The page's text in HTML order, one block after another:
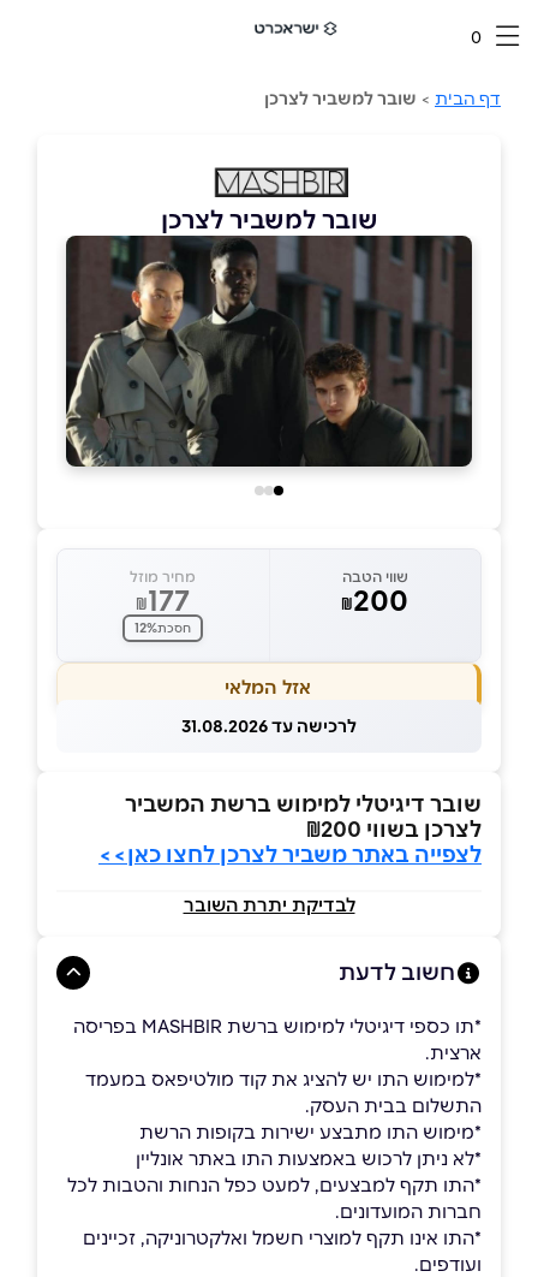
0
דף הבית > שובר למשביר לצרכן
שובר למשביר לצרכן
שווי הטבה
₪200
מחיר מוזל
₪177
חסכת12%
אזל המלאי
לרכישה עד 31.08.2026
שובר דיגיטלי למימוש ברשת המשביר
לצרכן בשווי ₪200
לצפייה באתר משביר לצרכן לחצו כאן>>
לבדיקת יתרת השובר
חשוב לדעת
*תו כספי דיגיטלי למימוש ברשת MASHBIR בפריסה
ארצית.
*למימוש התו יש להציג את קוד מולטיפאס במעמד
התשלום בבית העסק.
*מימוש התו מתבצע ישירות בקופות הרשת
*לא ניתן לרכוש באמצעות התו באתר אונליין
*התו תקף למבצעים, למעט כפל הנחות והטבות לכל
חברות המועדונים.
*התו אינו תקף למוצרי חשמל ואלקטרוניקה, זכיינים
ועודפים.